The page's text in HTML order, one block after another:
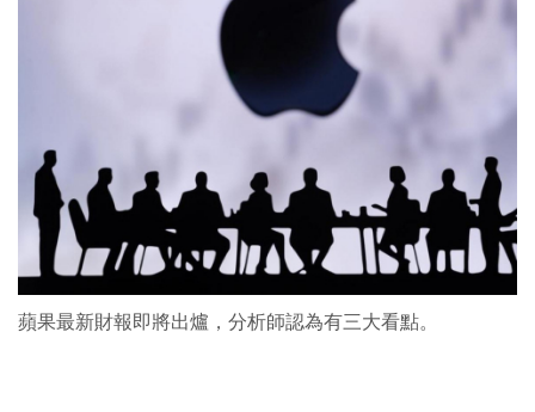
蘋果最新財報即將出爐，分析師認為有三大看點。